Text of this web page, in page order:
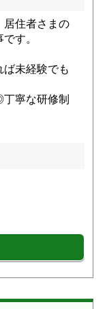
居住者さまの
す。
ば未経験でも
寧な研修制